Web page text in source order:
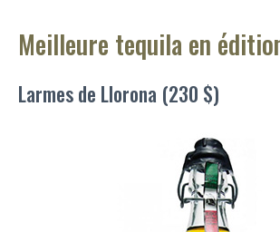
Meilleure tequila en
Larmes de Llorona (230 $)